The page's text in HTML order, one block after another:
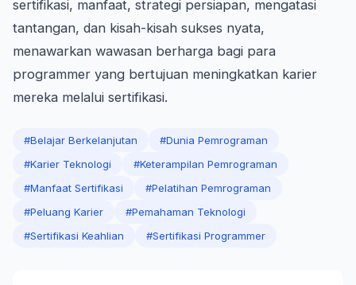
sertifikasi, manfaat, strategi persiapan, mengatasi
tantangan, dan kisah-kisah sukses nyata,
menawarkan wawasan berharga bagi para
programmer yang bertujuan meningkatkan karier
mereka melalui sertifikasi.
#Belajar Berkelanjutan
#Dunia Pemrograman
#Karier Teknologi
#Keterampilan Pemrograman
#Manfaat Sertifikasi
#Pelatihan Pemrograman
#Peluang Karier
#Pemahaman Teknologi
#Sertifikasi Keahlian
#Sertifikasi Programmer